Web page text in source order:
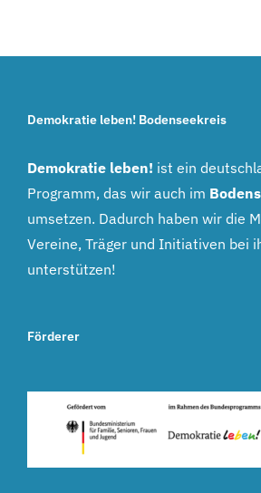
Demokratie leben! Bodenseekreis
Demokratie leben! ist ein
Programm, das wir auch im
umsetzen. Dadurch haben wir die
Vereine, Träger und Initiativen bei
unterstützen!
Förderer